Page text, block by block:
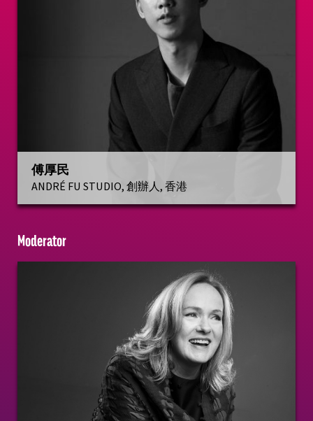
傅厚民
ANDRÉ FU STUDIO, 創辦人, 香港
Moderator